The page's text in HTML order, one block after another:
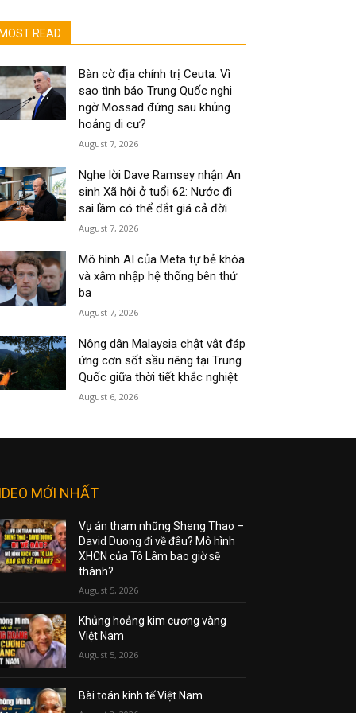
MOST READ
Bàn cờ địa chính trị Ceuta: Vì
sao tình báo Trung Quốc nghi
ngờ Mossad đứng sau khủng
hoảng di cư?
August 7, 2026
Nghe lời Dave Ramsey nhận An
sinh Xã hội ở tuổi 62: Nước đi
sai lầm có thể đắt giá cả đời
August 7, 2026
Mô hình AI của Meta tự bẻ khóa
và xâm nhập hệ thống bên thứ
ba
August 7, 2026
Nông dân Malaysia chật vật đáp
ứng cơn sốt sầu riêng tại Trung
Quốc giữa thời tiết khắc nghiệt
August 6, 2026
MỚI NHẤT
Vụ án tham nhũng Sheng Thao –
David Duong đi về đâu? Mô hình
XHCN của Tô Lâm bao giờ sẽ
thành?
August 5, 2026
Khủng hoảng kim cương vàng
Việt Nam
August 5, 2026
Bài toán kinh tế Việt Nam